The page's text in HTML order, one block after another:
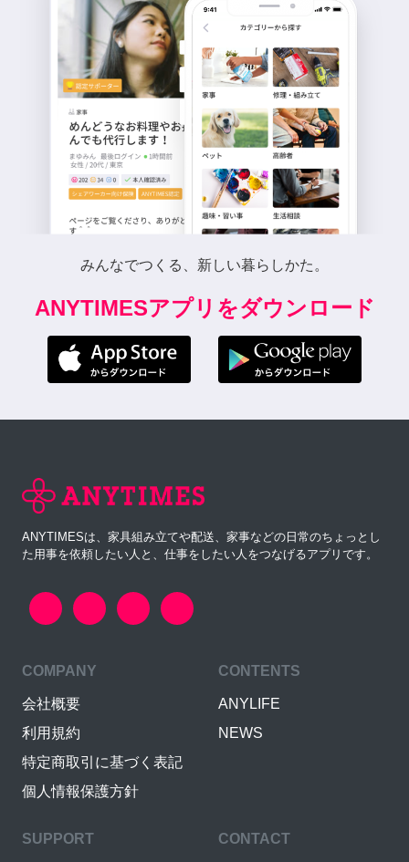
みんなでつくる、新しい暮らしかた。
ANYTIMESアプリをダウンロード
ANYTIMESは、家具組み立てや配送、家事などの日常のちょっとし
た用事を依頼したい人と、仕事をしたい人をつなげるアプリです。
COMPANY
会社概要
利用規約
特定商取引に基づく表記
個人情報保護方針
CONTENTS
ANYLIFE
NEWS
SUPPORT CONTACT